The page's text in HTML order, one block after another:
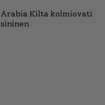
Arabia Kilta kolmiovati
sininen